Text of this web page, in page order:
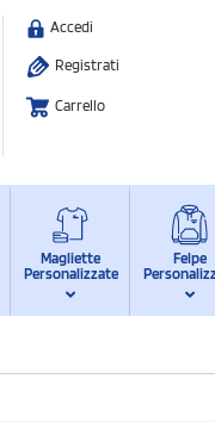
Accedi
Registrati
Carrello
Magliette
Personalizzate
Felpe